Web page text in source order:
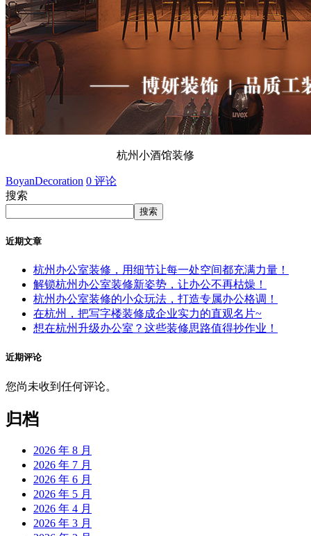
杭州小酒馆装修
BoyanDecoration 0 评论
搜索
搜索
近期文章
杭州办公室装修，用细节让每一处空间都充满力量！
解锁杭州办公室装修新姿势，让办公不再枯燥！
杭州办公室装修的小众玩法，打造专属办公格调！
在杭州，把写字楼装修成企业实力的直观名片~
想在杭州升级办公室？这些装修思路值得抄作业！
近期评论
您尚未收到任何评论。
归档
2026 年 8 月
2026 年 7 月
2026 年 6 月
2026 年 5 月
2026 年 4 月
2026 年 3 月